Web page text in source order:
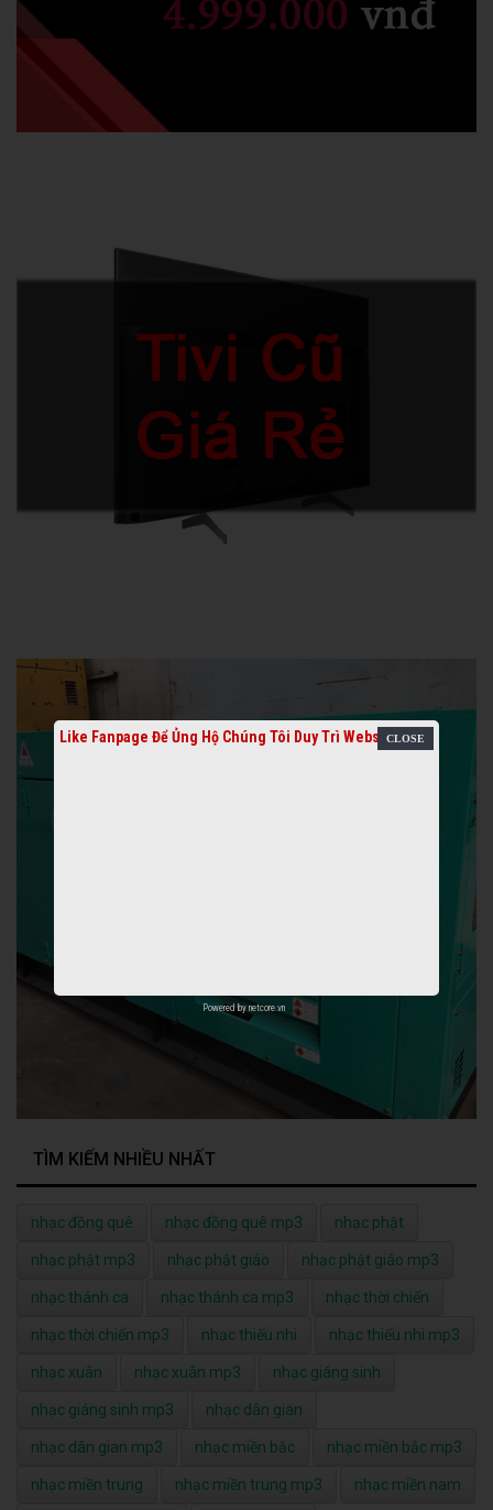
TÌM KIẾM NHIỀU NHẤT
nhạc đồng quê nhạc đồng quê mp3 nhạc phật
nhạc phật mp3 nhạc phật giáo nhạc phật giáo mp3
nhạc thánh ca nhạc thánh ca mp3 nhạc thời chiến
nhạc thời chiến mp3 nhạc thiếu nhi nhạc thiếu nhi mp3
nhạc xuân nhạc xuân mp3 nhạc giáng sinh
nhạc giáng sinh mp3 nhạc dân gian
nhạc dân gian mp3 nhạc miền bắc nhạc miền bắc mp3
nhạc miền trung nhạc miền trung mp3 nhạc miền nam
Like Fanpage Để Ủng Hộ Chúng Tôi Duy Trì Website
Powered by netcore.vn